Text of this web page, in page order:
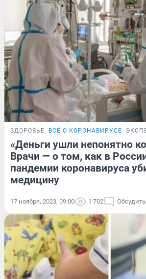
ЗДОРОВЬЕ ВСЁ О КОРОНАВИРУСЕ
«Деньги ушли непонятно
Врачи — о том, как в
пандемии коронавируса
медицину
17 ноября, 2023, 09:00 1 702 Обсудить